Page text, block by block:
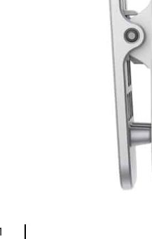
SAATAVUUS
Maahantuojan varasto: